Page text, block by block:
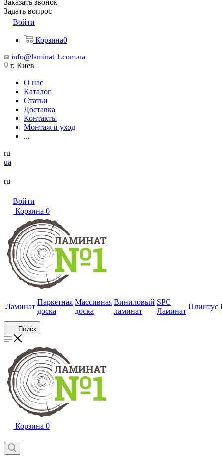
Заказать звонок
Задать вопрос
Войти
Корзина0
info@laminat-1.com.ua
г. Киев
О нас
Каталог
Статьи
Доставка
Контакты
Монтаж и уход
...
ru
ua
ru
Войти
Корзина 0
Ламинат
Паркетная
доска
Массивная
доска
Виниловый
ламинат
SPC
Ламинат
Плинтус
Поиск
Корзина 0